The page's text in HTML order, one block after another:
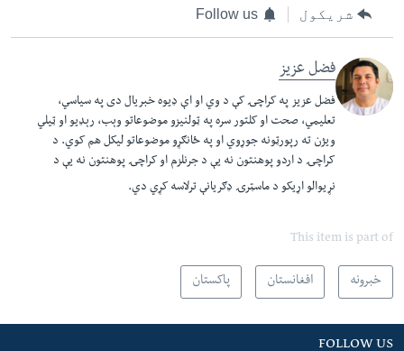
شریکول Follow us
فضل عزیز
فضل عزيز په کراچۍ کې د وي او اې ډيوه خبريال دی په سياسي،
تعليمي، صحت او کلتور سره په ټولنيزو موضوعاتو وېب، رېډيو او ټيلي
ويژن ته رپورټونه جوړوي او په ځانګړو موضوعاتو ليکل هم کوي. د
کراچۍ د اردو پوهنتون نه يې د جرنلزم او کراچۍ پوهنتون نه يې د
نړيوالو اړيکو د ماسټرۍ ډګريانې ترلاسه کړي دي.​
This item is part of
خبرونه افغانستان پاکستان
FOLLOW US